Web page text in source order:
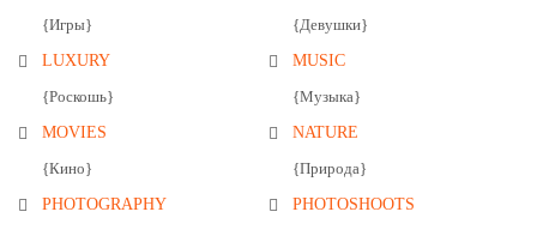
{Игры}
{Девушки}
LUXURY
{Роскошь}
MUSIC
{Музыка}
MOVIES
{Кино}
NATURE
{Природа}
PHOTOGRAPHY
PHOTOSHOOTS